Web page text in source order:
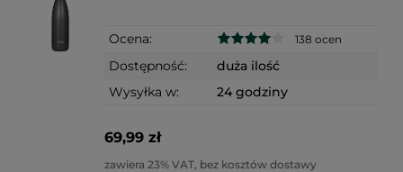
Ocena: 138 ocen
Dostępność:
duża ilość
Wysyłka w:
24 godziny
69,99 zł
zawiera 23% VAT, bez kosztów dostawy